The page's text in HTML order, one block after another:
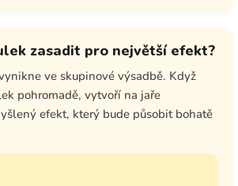
zasadit pro největší efekt?
ve skupinové výsadbě. Když
pohromadě, vytvoří na jaře
efekt, který bude působit bohatě